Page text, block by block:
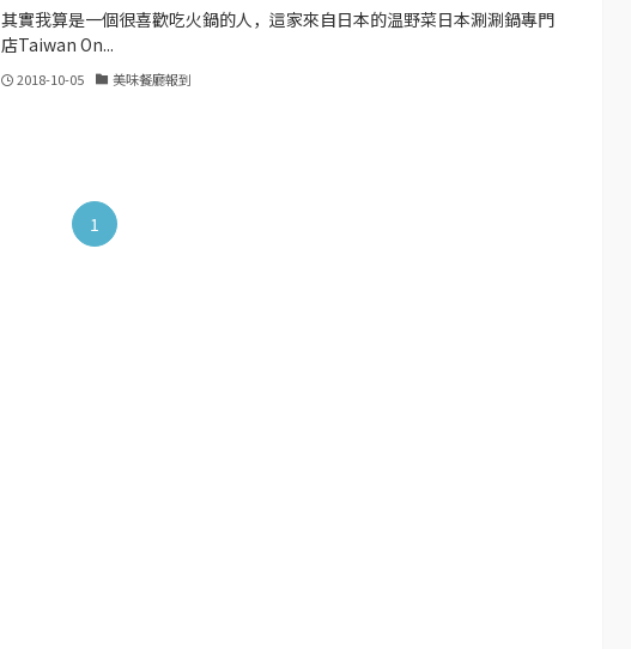
其實我算是一個很喜歡吃火鍋的人，這家來自日本的温野菜日本涮涮鍋專門
店Taiwan On...
2018-10-05 美味餐廳報到
1